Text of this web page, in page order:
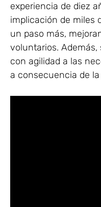
experiencia de diez
implicación de miles
un paso más,
voluntarios.
con agilidad a las
a consecuencia de